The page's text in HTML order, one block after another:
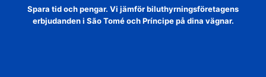
Spara tid och pengar. Vi jämför biluthyrningsföretagens
erbjudanden i São Tomé och Príncipe på dina vägnar.